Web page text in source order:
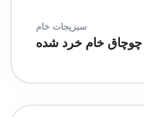
سبزیجات خام
چوچاق خام خرد شده